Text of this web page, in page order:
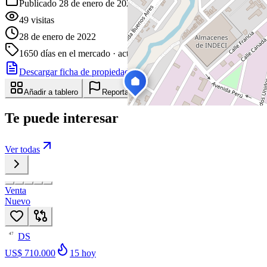
Publicado 28 de enero de 2022
49 visitas
28 de enero de 2022
1650 días en el mercado · actualizado hace 0 días
Descargar ficha de propiedad
Compartir
Añadir a tablero Reportar anuncio
Te puede interesar
Ver todas
Venta
Nuevo
47
DS
US$ 710.000
15 hoy